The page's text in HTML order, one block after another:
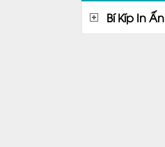
Bí Kíp In Ấn